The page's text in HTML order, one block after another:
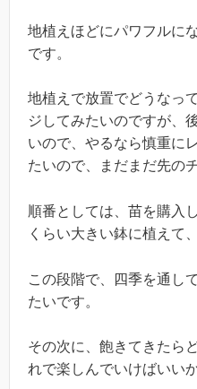
地植えほどにパワフルに
です。
地植えで放置でどうなっ
ジしてみたいのですが、
いので、やるなら慎重に
たいので、まだまだ先の
順番としては、苗を購入
くらい大きい鉢に植えて
この段階で、四季を通し
たいです。
その次に、飽きてきたら
れで楽しんでいけばいい